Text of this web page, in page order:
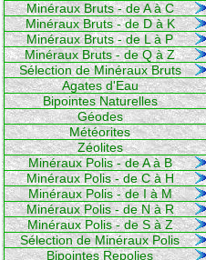
Minéraux Bruts - de A à C
Minéraux Bruts - de D à K
Minéraux Bruts - de L à P
Minéraux Bruts - de Q à Z
Sélection de Minéraux Bruts
Agates d'Eau
Bipointes Naturelles
Géodes
Météorites
Zéolites
Minéraux Polis - de A à B
Minéraux Polis - de C à H
Minéraux Polis - de I à M
Minéraux Polis - de N à R
Minéraux Polis - de S à Z
Sélection de Minéraux Polis
Bipointes Repolies